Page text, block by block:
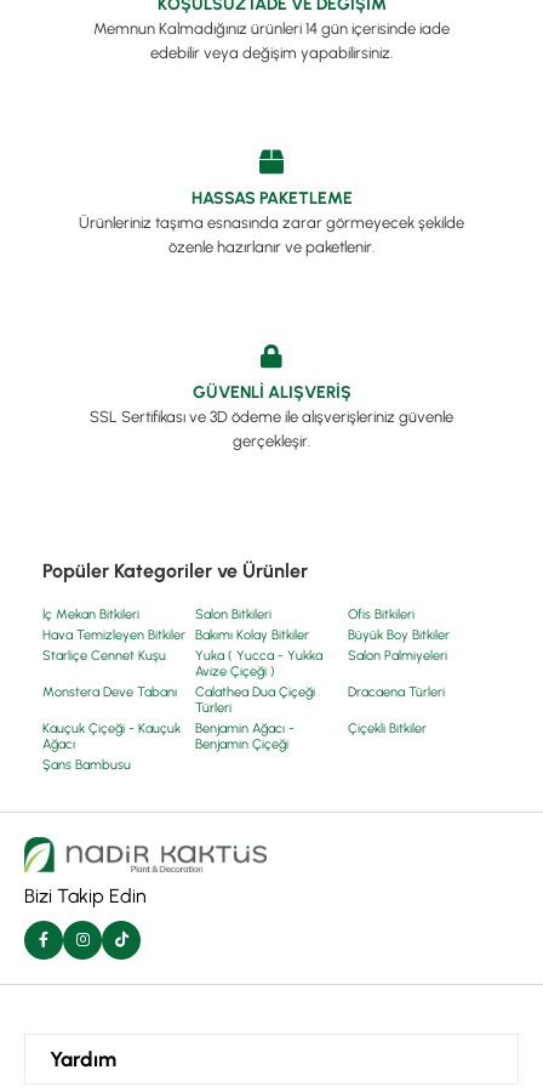
KOŞULSUZ İADE VE DEĞİŞİM
Memnun Kalmadığınız ürünleri 14 gün içerisinde iade
edebilir veya değişim yapabilirsiniz.
HASSAS PAKETLEME
Ürünleriniz taşıma esnasında zarar görmeyecek şekilde
özenle hazırlanır ve paketlenir.
GÜVENLİ ALIŞVERİŞ
SSL Sertifikası ve 3D ödeme ile alışverişleriniz güvenle
gerçekleşir.
Popüler Kategoriler ve Ürünler
İç Mekan Bitkileri Salon Bitkileri
Ofis Bitkileri
Hava Temizleyen Bitkiler
Bakımı Kolay Bitkiler
Büyük Boy Bitkiler
Starliçe Cennet Kuşu
Yuka ( Yucca - Yukka
Avize Çiçeği )
Salon Palmiyeleri
Monstera Deve Tabanı
Calathea Dua Çiçeği
Türleri
Dracaena Türleri
Kauçuk Çiçeği - Kauçuk
Ağacı
Benjamin Ağacı -
Benjamin Çiçeği
Çiçekli Bitkiler
Şans Bambusu
Bizi Takip Edin
Yardım